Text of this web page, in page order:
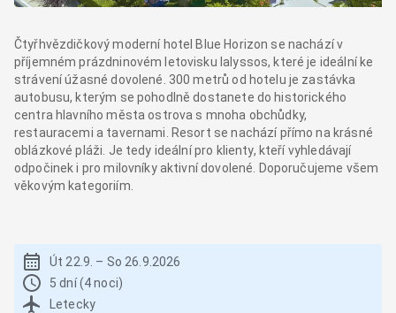
Čtyřhvězdičkový moderní hotel Blue Horizon se nachází v
příjemném prázdninovém letovisku Ialyssos, které je ideální ke
strávení úžasné dovolené. 300 metrů od hotelu je zastávka
autobusu, kterým se pohodlně dostanete do historického
centra hlavního města ostrova s mnoha obchůdky,
restauracemi a tavernami. Resort se nachází přímo na krásné
oblázkové pláži. Je tedy ideální pro klienty, kteří vyhledávají
odpočinek i pro milovníky aktivní dovolené. Doporučujeme všem
věkovým kategoriím.
Út 22.9. – So 26.9.2026
5 dní (4 noci)
Letecky